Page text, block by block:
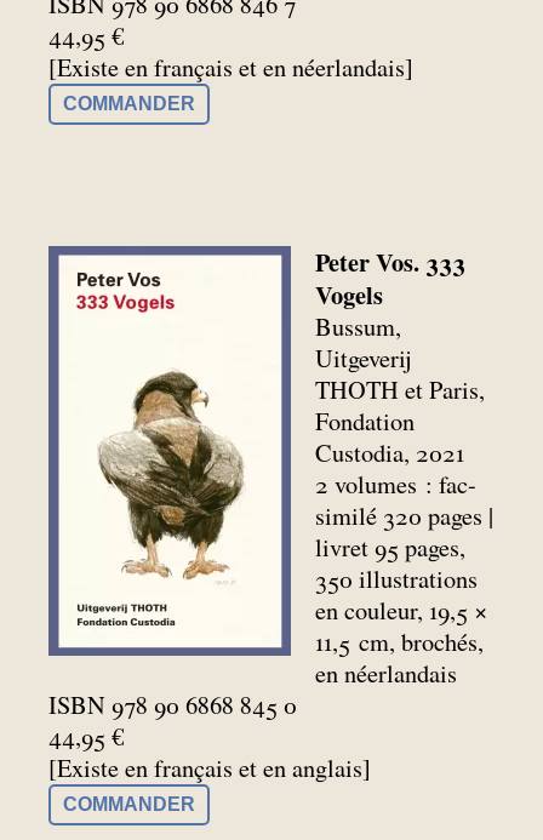
44,95 €
[Existe en français et en néerlandais]
COMMANDER
Peter Vos. 333
Vogels
Bussum,
Uitgeverij
THOTH et Paris,
Fondation
Custodia, 2021
2 volumes : fac-
similé 320 pages |
livret 95 pages,
350 illustrations
en couleur, 19,5 ×
11,5 cm, brochés,
en néerlandais
ISBN 978 90 6868 845 0
44,95 €
[Existe en français et en anglais]
COMMANDER